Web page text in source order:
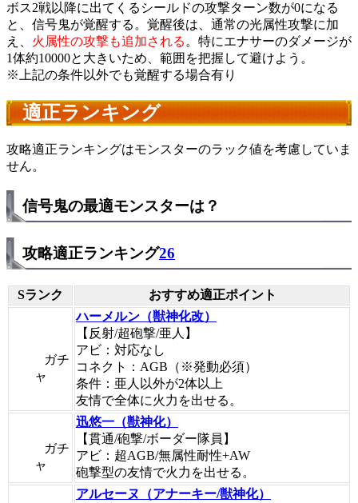
ボス2戦以降に出てくるシールドの攻撃ターン数が0になる
と、信号鬼が覚醒する。覚醒後は、通常の光属性攻撃に加
え、 火属性の攻撃も追加される 。特にエナサーのダメージが
1体約10000と大きいため、範囲を把握して避けよう。
※上記の条件以外でも覚醒する場合有り
適正ランキング
攻略適正ランキングはモンスターのラック値を考慮していま
せん。
信号鬼の最適モンスターは？
攻略適正ランキング26
Sランク おすすめ適正ポイント
ガチ
ャ
ハーメルン（獣神化改）
【反射/超砲撃/亜人】
アビ：対応なし
コネクト：AGB（※発動必須）
条件：亜人以外が2体以上
友情で全体に火力を出せる。
ガチ
ャ
迅悠一（獣神化）
【貫通/砲撃/ボーダー隊員】
アビ：超AGB/無属性耐性+AW
砲撃型の友情で火力を出せる。
アルセーヌ（アナーキー/獣神化）